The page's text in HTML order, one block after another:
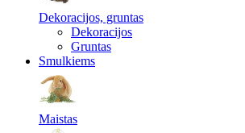
Dekoracijos, gruntas
Dekoracijos
Gruntas
Smulkiems
Maistas